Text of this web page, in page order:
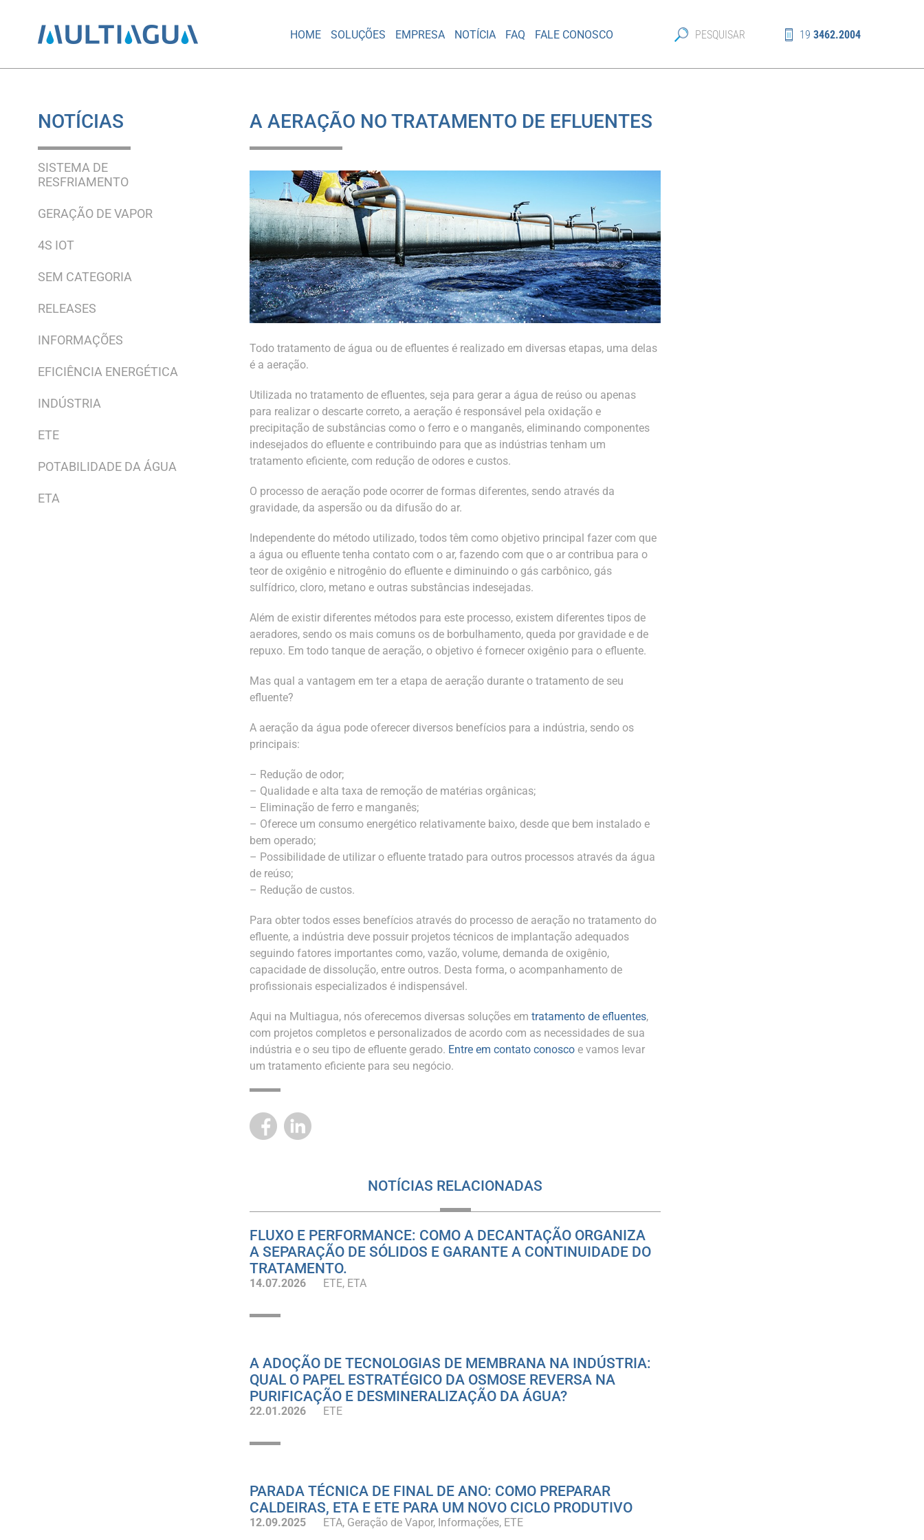
HOME SOLUÇÕES EMPRESA NOTÍCIA FAQ FALE CONOSCO 19 3462.2004
NOTÍCIAS
SISTEMA DE
RESFRIAMENTO
GERAÇÃO DE VAPOR
4S IOT
SEM CATEGORIA
RELEASES
INFORMAÇÕES
EFICIÊNCIA ENERGÉTICA
INDÚSTRIA
ETE
POTABILIDADE DA ÁGUA
ETA
A AERAÇÃO NO TRATAMENTO DE EFLUENTES
Todo tratamento de água ou de efluentes é realizado em diversas etapas, uma delas
é a aeração.
Utilizada no tratamento de efluentes, seja para gerar a água de reúso ou apenas
para realizar o descarte correto, a aeração é responsável pela oxidação e
precipitação de substâncias como o ferro e o manganês, eliminando componentes
indesejados do efluente e contribuindo para que as indústrias tenham um
tratamento eficiente, com redução de odores e custos.
O processo de aeração pode ocorrer de formas diferentes, sendo através da
gravidade, da aspersão ou da difusão do ar.
Independente do método utilizado, todos têm como objetivo principal fazer com que
a água ou efluente tenha contato com o ar, fazendo com que o ar contribua para o
teor de oxigênio e nitrogênio do efluente e diminuindo o gás carbônico, gás
sulfídrico, cloro, metano e outras substâncias indesejadas.
Além de existir diferentes métodos para este processo, existem diferentes tipos de
aeradores, sendo os mais comuns os de borbulhamento, queda por gravidade e de
repuxo. Em todo tanque de aeração, o objetivo é fornecer oxigênio para o efluente.
Mas qual a vantagem em ter a etapa de aeração durante o tratamento de seu
efluente?
A aeração da água pode oferecer diversos benefícios para a indústria, sendo os
principais:
– Redução de odor;
– Qualidade e alta taxa de remoção de matérias orgânicas;
– Eliminação de ferro e manganês;
– Oferece um consumo energético relativamente baixo, desde que bem instalado e
bem operado;
– Possibilidade de utilizar o efluente tratado para outros processos através da água
de reúso;
– Redução de custos.
Para obter todos esses benefícios através do processo de aeração no tratamento do
efluente, a indústria deve possuir projetos técnicos de implantação adequados
seguindo fatores importantes como, vazão, volume, demanda de oxigênio,
capacidade de dissolução, entre outros. Desta forma, o acompanhamento de
profissionais especializados é indispensável.
Aqui na Multiagua, nós oferecemos diversas soluções emtratamento de efluentes,
com projetos completos e personalizados de acordo com as necessidades de sua
indústria e o seu tipo de efluente gerado. Entre em contato conosco e vamos levar
um tratamento eficiente para seu negócio.
NOTÍCIAS RELACIONADAS
FLUXO E PERFORMANCE: COMO A DECANTAÇÃO ORGANIZA
A SEPARAÇÃO DE SÓLIDOS E GARANTE A CONTINUIDADE DO
TRATAMENTO.
14.07.2026 ETE ETA
A ADOÇÃO DE TECNOLOGIAS DE MEMBRANA NA INDÚSTRIA:
QUAL O PAPEL ESTRATÉGICO DA OSMOSE REVERSA NA
PURIFICAÇÃO E DESMINERALIZAÇÃO DA ÁGUA?
22.01.2026 ETE
PARADA TÉCNICA DE FINAL DE ANO: COMO PREPARAR
CALDEIRAS, ETA E ETE PARA UM NOVO CICLO PRODUTIVO
12.09.2025 ETA Geração de Vapor Informações ETE